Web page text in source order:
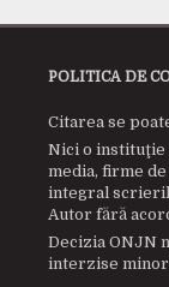
POLITICA DE
Citarea se
Nici o instituţie
media, firme
integral
Autor fără
Decizia ONJN
interzise